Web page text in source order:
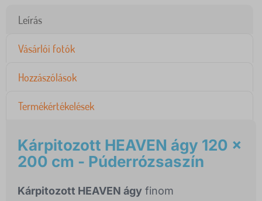
Leírás
Vásárlói fotók
Hozzászólások
Termékértékelések
Kárpitozott HEAVEN ágy 120 x
200 cm - Púderrózsaszín
Kárpitozott HEAVEN ágy finom